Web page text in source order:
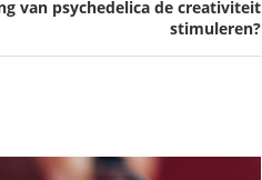
van psychedelica de creativiteit
stimuleren?